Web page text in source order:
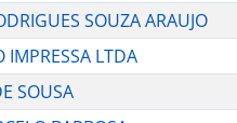
SOUZA ARAUJO
IMPRESSA LTDA
SOUSA